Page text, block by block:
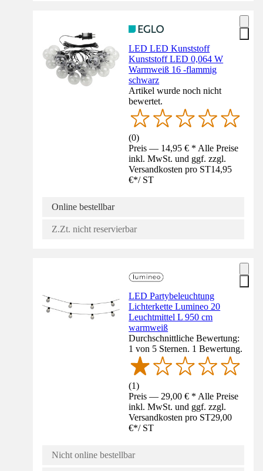
LED LED Kunststoff
Kunststoff LED 0,064 W
Warmweiß 16 -flammig
schwarz
Artikel wurde noch nicht
bewertet.
(0)
Preis — 14,95 € * Alle Preise
inkl. MwSt. und ggf. zzgl.
Versandkosten pro ST14,95
€*/ ST
Online bestellbar
Z.Zt. nicht reservierbar
LED Partybeleuchtung
Lichterkette Lumineo 20
Leuchtmittel L 950 cm
warmweiß
Durchschnittliche Bewertung:
1 von 5 Sternen. 1 Bewertung.
(1)
Preis — 29,00 € * Alle Preise
inkl. MwSt. und ggf. zzgl.
Versandkosten pro ST29,00
€*/ ST
Nicht online bestellbar